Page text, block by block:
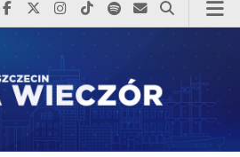
Najlepiej po prostu do nas zadzwoń
Odwiedź nas na Facebook-u
Odwiedź nas na X
Odwiedź nas na Instagram-ie
Odwiedź nas na TikTok-u
Szukaj nas na Spotify
Wyślij do nas
Szukaj